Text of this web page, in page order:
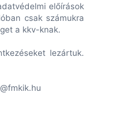
előírások
csak számukra
a kkv-knak.
lezártuk.